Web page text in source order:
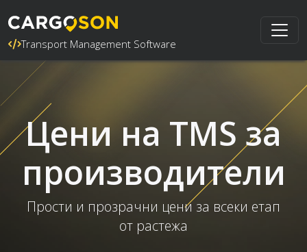
Transport Management Software
Цени на TMS за
производители
Прости и прозрачни цени за всеки етап
от растежа